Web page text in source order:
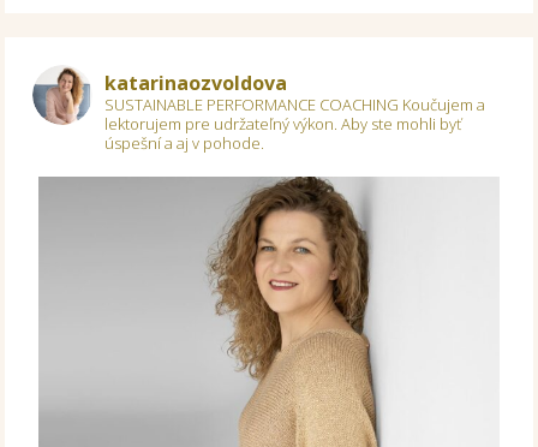
katarinaozvoldova
SUSTAINABLE PERFORMANCE COACHING Koučujem a
lektorujem pre udržateľný výkon.Aby ste mohli byť
úspešní a aj v pohode.